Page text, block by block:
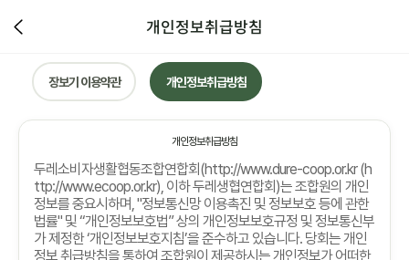
개인정보취급방침
장보기 이용약관 개인정보취급방침
개인정보취급방침
두레소비자생활협동조합연합회 (http://www.dure-coop.or.kr (h
ttp://www.ecoop.or.kr), 이하 두레생협연합회 )는 조합원의 개인
정보를 중요시하며, "정보통신망 이용촉진 및 정보보호 등에 관한
법률" 및“개인정보보호법”상의 개인정보보호규정 및 정보통신부
가 제정한‘개인정보보호지침’을 준수하고 있습니다. 당회는 개인
정보 취급방침을 통하여 조합원이 제공하시는 개인정보가 어떠한